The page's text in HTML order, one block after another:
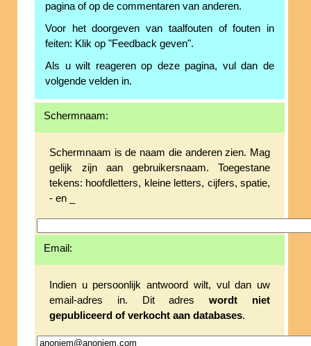
pagina of op de commentaren van anderen.
Voor het doorgeven van taalfouten of fouten in
feiten: Klik op "Feedback geven".
Als u wilt reageren op deze pagina, vul dan de
volgende velden in.
Schermnaam:
Schermnaam is de naam die anderen zien. Mag
gelijk zijn aan gebruikersnaam. Toegestane
tekens: hoofdletters, kleine letters, cijfers, spatie,
- en _
Email:
Indien u persoonlijk antwoord wilt, vul dan uw
email-adres in. Dit adreswordt niet
gepubliceerd of verkocht aan databases.